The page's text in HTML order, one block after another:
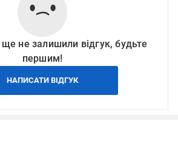
не залишили відгук, будьте
першим!
НАПИСАТИ ВІДГУК